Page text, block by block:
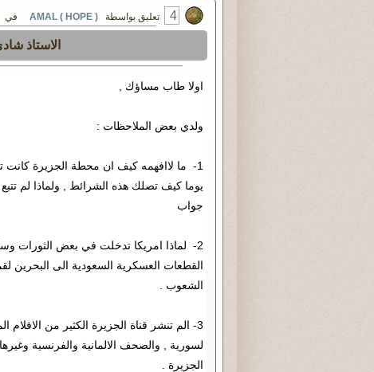
4 تعليق بواسطة AMAL ( HOPE ) في الثلاثاء ٢٣ -
الاستاذ
اولا طاب مساؤك ,
ولدي بعض الملاحظات :
1- ما لاافهمه كيف ان محطة الجزيرة كانت
يوما كيف تصلك هذه الشرائط , ولماذا لم
جواب
2- لماذا امريكا تدخلت في بعض الثورات
القطعات العسكرية السعودية الى البحرين
الشعوب .
3- الم تنشر قناة الجزيرة الكثير من
لسورية , والصحف الالمانية والفرنسية
الجزيرة .